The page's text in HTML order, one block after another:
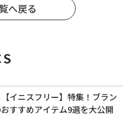
へ戻る
イニスフリー】特集！ブラン
すすめアイテム9選を大公開